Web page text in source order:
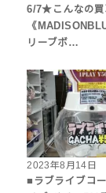
6/7★こんなの買
《
リーブボ…
2023年8月14日
■ラブライブコ